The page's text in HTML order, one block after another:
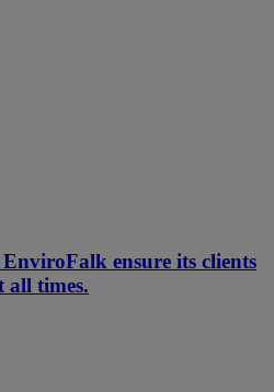
ensure its clients
all times.